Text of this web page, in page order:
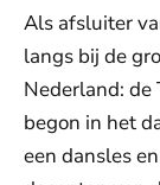
Als afsluiter
langs bij de
Nederland: de
begon in het
een dansles